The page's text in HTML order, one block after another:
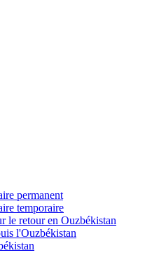
permanent
temporaire
le retour en Ouzbékistan
l'Ouzbékistan